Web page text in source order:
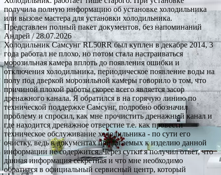
получила полную информацию об установке холодильника
или вызове мастера для установки холодильника.
Представлен полный пакет документов, без напоминаний
Андрей/ 28.07.2026
Холодильник Самсунг RL50RR был куплен в декабре 2014, 3
года работал не плохо, но потом стала настраиваться
морозильная камера вплоть до появления ошибки и
отключения холодильника, периодическое появление воды на
полу под дверкой морозильной камеры говорило о том, что
причиной плохой работы скорее всего является засор
дренажного канала. Я обратился в на горячую линию по
технической поддержке Самсунг, подробно обозначил
проблему и спросил, как мне прочистить дренажный канал и
где находится дренажное отверстие т.е. как провести
техническое обслуживание холодильника - по сути его
очистку, ведь в документах прилагаемых к изделию данной
информации не содержится. Через сутки я получил ответ, что
данная информация секретная и что мне необходимо
обратится в официальный сервисный центр, который